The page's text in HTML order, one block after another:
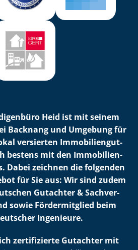
Heid ist mit seinem
Backnang und Umgebung für
versierten Im­mo­bi­li­en­gut­
bestens mit den Im­mo­bi­li­en­
Dabei zeichnen die folgenden
für Sie aus: Wir sind zudem
Gutachter & Sach­ver­
sowie Fördermitglied beim
Ingenieure.
zertifizierte Gutachter mit